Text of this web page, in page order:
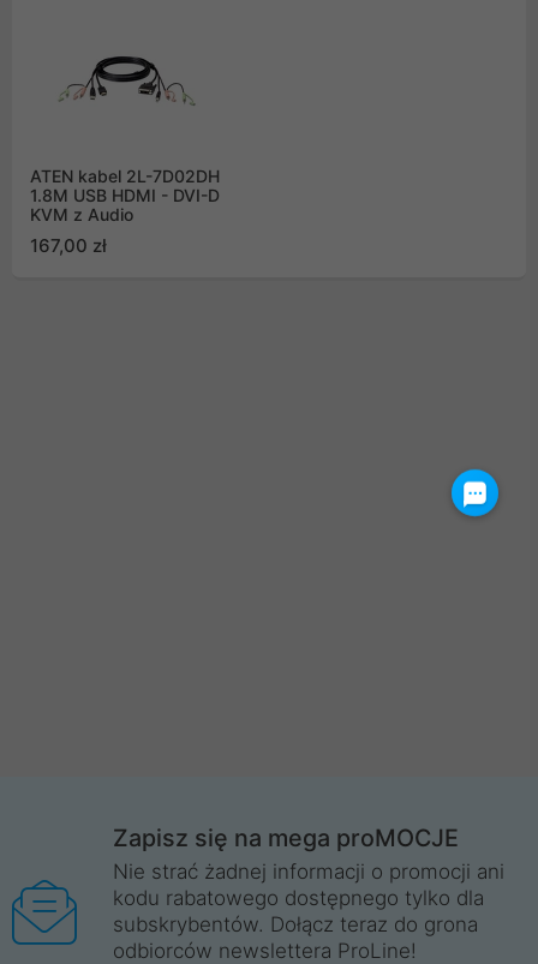
ATEN kabel 2L-7D02DH
1.8M USB HDMI - DVI-D
KVM z Audio
167,00 zł
Zapisz się na mega proMOCJE
Nie strać żadnej informacji o promocji ani
kodu rabatowego dostępnego tylko dla
subskrybentów. Dołącz teraz do grona
odbiorców newslettera ProLine!